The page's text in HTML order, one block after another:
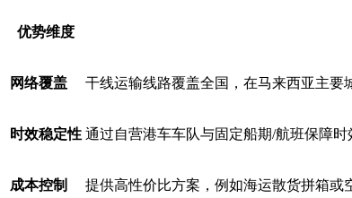
优势维度
网络覆盖 干线运输线路覆盖全国，在马来西亚主要
时效稳定性 通过自营港车车队与固定船期/航班保障时
成本控制 提供高性价比方案，例如海运散货拼箱或